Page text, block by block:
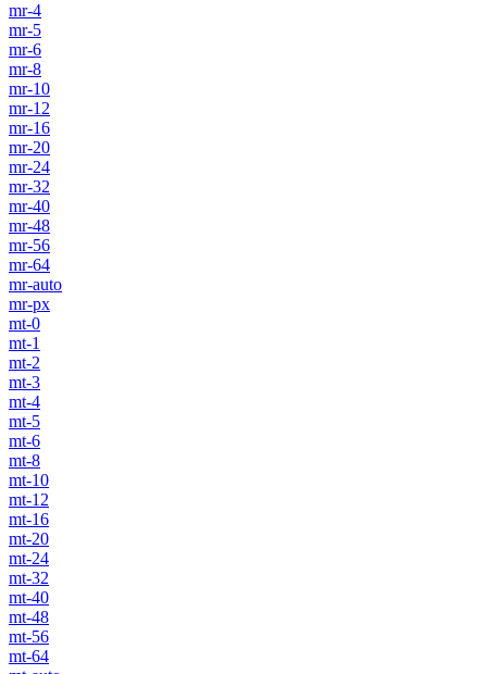
mr-4
mr-5
mr-6
mr-8
mr-10
mr-12
mr-16
mr-20
mr-24
mr-32
mr-40
mr-48
mr-56
mr-64
mr-auto
mr-px
mt-0
mt-1
mt-2
mt-3
mt-4
mt-5
mt-6
mt-8
mt-10
mt-12
mt-16
mt-20
mt-24
mt-32
mt-40
mt-48
mt-56
mt-64